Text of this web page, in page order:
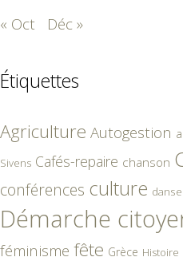
« Oct Déc »
Étiquettes
Agriculture Autogestion
Sivens Cafés-repaire chanson
conférences culture danse
Démarche
féminisme fête Grèce Histoire